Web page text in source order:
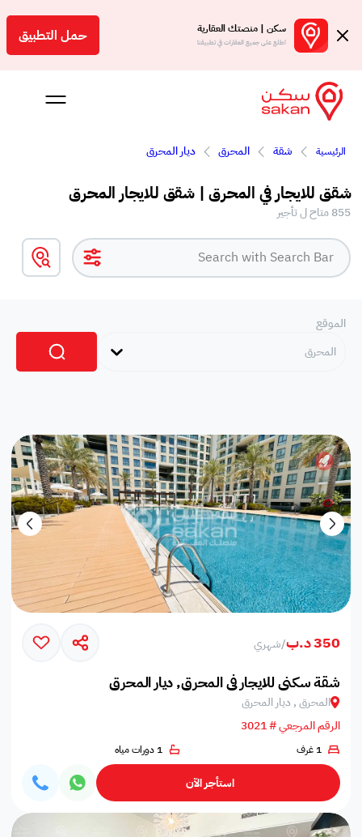
سكن | منصتك العقارية
اطلع على جميع العقارات في تطبيقنا حمل التطبيق
الرئيسية شقة المحرق ديار المحرق
شقق للايجار في المحرق | شقق للايجار المحرق
855 متاح ل تأجير
الموقع
المحرق
350 د.ب /شهري
شقة سكني للايجار في المحرق, ديار المحرق
المحرق , ديار المحرق
الرقم المرجعي # 3021
1 غرف 1 دورات مياه
استأجر الآن